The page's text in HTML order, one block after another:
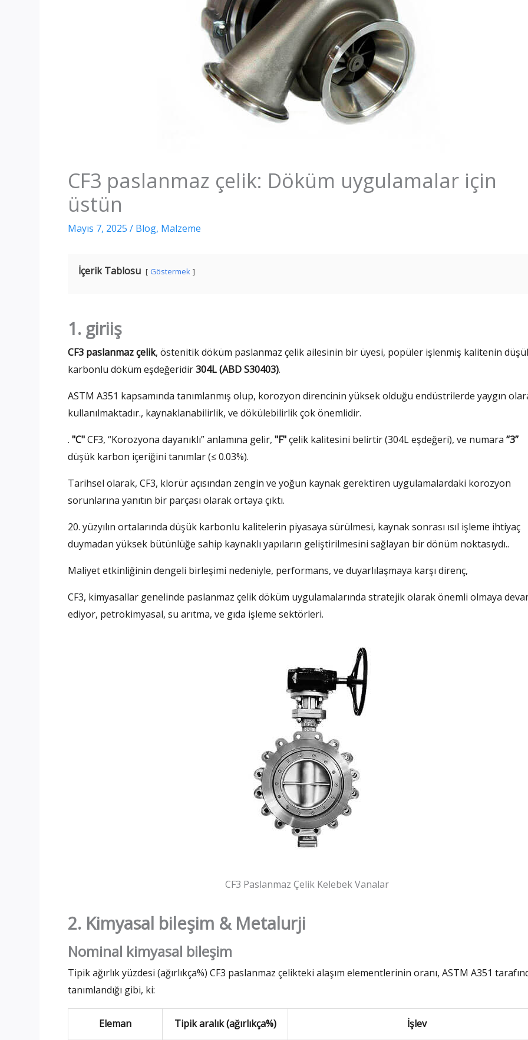
CF3 paslanmaz çelik: Döküm uygulamalar için
üstün
Mayıs 7, 2025 / Blog, Malzeme
İçerik Tablosu Göstermek
1. giriiş
CF3 paslanmaz çelik, östenitik döküm paslanmaz çelik ailesinin bir üyesi, popüler işlenmiş kalitenin
karbonlu döküm eşdeğeridir304L (ABD S30403).
ASTM A351 kapsamında tanımlanmış olup, korozyon direncinin yüksek olduğu endüstrilerde yaygın
kullanılmaktadır., kaynaklanabilirlik, ve dökülebilirlik çok önemlidir.
. "C"CF3, “Korozyona dayanıklı” anlamına gelir, "F"çelik kalitesini belirtir (304L eşdeğeri), ve numara “3”
düşük karbon içeriğini tanımlar (≤ 0.03%).
Tarihsel olarak, CF3, klorür açısından zengin ve yoğun kaynak gerektiren uygulamalardaki korozyon
sorunlarına yanıtın bir parçası olarak ortaya çıktı.
20. yüzyılın ortalarında düşük karbonlu kalitelerin piyasaya sürülmesi, kaynak sonrası ısıl işleme ihtiyaç
duymadan yüksek bütünlüğe sahip kaynaklı yapıların geliştirilmesini sağlayan bir dönüm noktasıydı..
Maliyet etkinliğinin dengeli birleşimi nedeniyle, performans, ve duyarlılaşmaya karşı direnç,
CF3, kimyasallar genelinde paslanmaz çelik döküm uygulamalarında stratejik olarak önemli olmaya
ediyor, petrokimyasal, su arıtma, ve gıda işleme sektörleri.
CF3 Paslanmaz Çelik Kelebek Vanalar
2. Kimyasal bileşim & Metalurji
Nominal kimyasal bileşim
Tipik ağırlık yüzdesi (ağırlıkça%) CF3 paslanmaz çelikteki alaşım elementlerinin oranı, ASTM A351
tanımlandığı gibi, ki:
Eleman Tipik aralık (ağırlıkça%) İşlev